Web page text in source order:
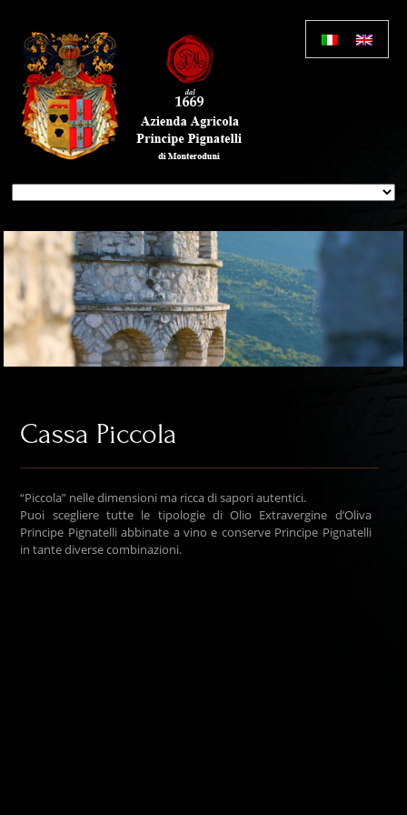
Cassa Piccola
“Piccola” nelle dimensioni ma ricca di sapori autentici.
Puoi scegliere tutte le tipologie di Olio Extravergine d’Oliva
Principe Pignatelli abbinate a vino e conserve Principe Pignatelli
in tante diverse combinazioni.